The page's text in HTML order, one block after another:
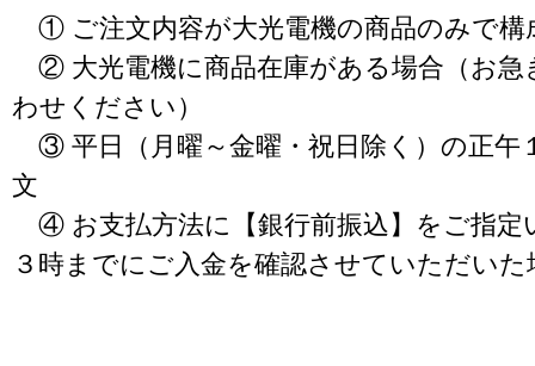
① ご注文内容が大光電機の商品のみで構
② 大光電機に商品在庫がある場合（お急
わせください）
③ 平日（月曜～金曜・祝日除く）の正午
文
④ お支払方法に【銀行前振込】をご指定
３時までにご入金を確認させていただいた